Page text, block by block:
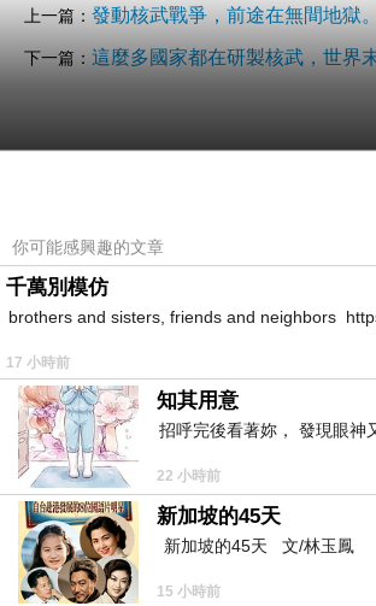
上一篇： 發動核武戰爭，前途在無間地獄
下一篇： 這麼多國家都在研製核武，世界
你可能感興趣的文章
千萬別模仿
brothers and sisters, friends and neighbors
17 小時前
知其用意
招呼完後看著妳， 發現眼神
22 小時前
新加坡的45天
新加坡的45天 文/林玉鳳
15 小時前